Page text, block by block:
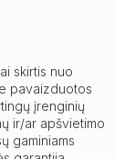
skirtis nuo
pavaizduotos
įrenginių
ir/ar apšvietimo
gaminiams